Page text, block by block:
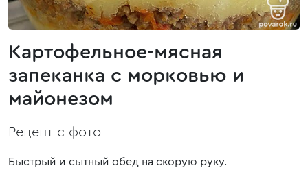
Картофельное-мясная
запеканка с морковью и
майонезом
Рецепт с фото
Быстрый и сытный обед на скорую руку.